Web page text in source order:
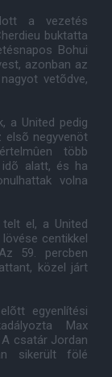
a vezetés
buktatta
Bohui
azonban az
vetõdve,
a United pedig
negyvenöt
több
alatt, és ha
volna
el, a United
centikkel
59. percben
közel járt
egyenlítési
Max
csatár Jordan
sikerült fölé